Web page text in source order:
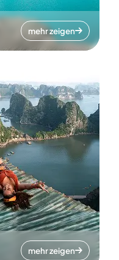
mehr zeigen
mehr zeigen